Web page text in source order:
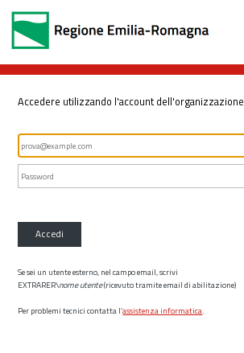
Accedere utilizzando l'account dell'organizzazione
Accedi
Se sei un utente esterno, nel campo email, scrivi
EXTRARER\nome utente(ricevuto tramite email di abilitazione)
Per problemi tecnici contatta l’assistenza informatica.